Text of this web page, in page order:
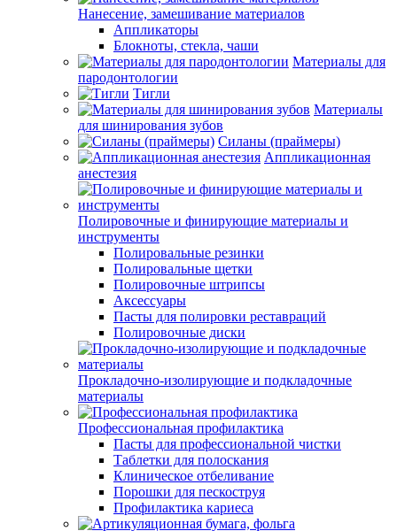
Нанесение, замешивание материалов
Аппликаторы
Блокноты, стекла, чаши
Материалы для
пародонтологии
Тигли
Материалы
для шинирования зубов
Силаны (праймеры)
Аппликационная
анестезия
Полировочные и финирующие материалы и
инструменты
Полировальные резинки
Полировальные щетки
Полировочные штрипсы
Аксессуары
Пасты для полировки реставраций
Полировочные диски
Прокладочно-изолирующие и подкладочные
материалы
Профессиональная профилактика
Пасты для профессиональной чистки
Таблетки для полоскания
Клиническое отбеливание
Порошки для пескоструя
Профилактика кариеса